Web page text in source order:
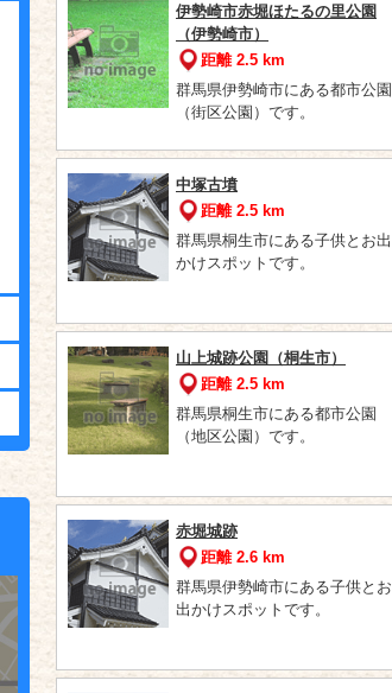
伊勢崎市赤堀ほたるの里公園
（伊勢崎市）
距離 2.5 km
群馬県伊勢崎市にある都市公園
（街区公園）です。
中塚古墳
距離 2.5 km
群馬県桐生市にある子供とお出
かけスポットです。
山上城跡公園（桐生市）
距離 2.5 km
群馬県桐生市にある都市公園
（地区公園）です。
赤堀城跡
距離 2.6 km
群馬県伊勢崎市にある子供とお
出かけスポットです。